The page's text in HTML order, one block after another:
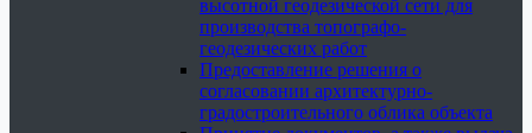
высотной геодезической сети для
производства топографо-
геодезических работ
Предоставление решения о
согласовании архитектурно-
градостроительного облика объекта